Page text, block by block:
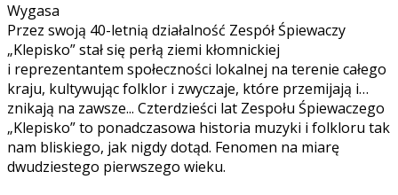
Wygasa
Przez swoją 40-letnią działalność Zespół Śpiewaczy
„Klepisko” stał się perłą ziemi kłomnickiej
i reprezentantem społeczności lokalnej na terenie całego
kraju, kultywując folklor i zwyczaje, które przemijają i…
znikają na zawsze... Czterdzieści lat Zespołu Śpiewaczego
„Klepisko” to ponadczasowa historia muzyki i folkloru tak
nam bliskiego, jak nigdy dotąd. Fenomen na miarę
dwudziestego pierwszego wieku.